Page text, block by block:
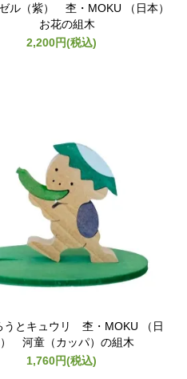
ル（紫） 杢・MOKU （日本）
お花の組木
2,200円(税込)
うとキュウリ 杢・MOKU （日
河童（カッパ）の組木
1,760円(税込)